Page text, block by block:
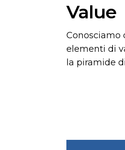
Value
Conosciamo
elementi di
la piramide